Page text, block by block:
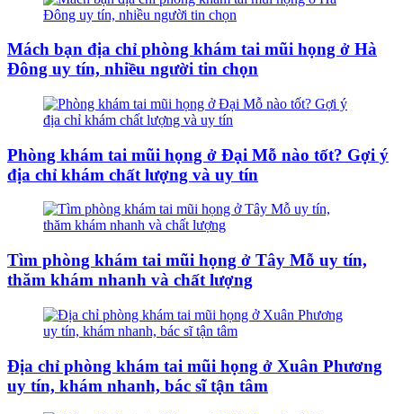
Mách bạn địa chỉ phòng khám tai mũi họng ở Hà
Đông uy tín, nhiều người tin chọn
Phòng khám tai mũi họng ở Đại Mỗ nào tốt? Gợi ý
địa chỉ khám chất lượng và uy tín
Tìm phòng khám tai mũi họng ở Tây Mỗ uy tín,
thăm khám nhanh và chất lượng
Địa chỉ phòng khám tai mũi họng ở Xuân Phương
uy tín, khám nhanh, bác sĩ tận tâm